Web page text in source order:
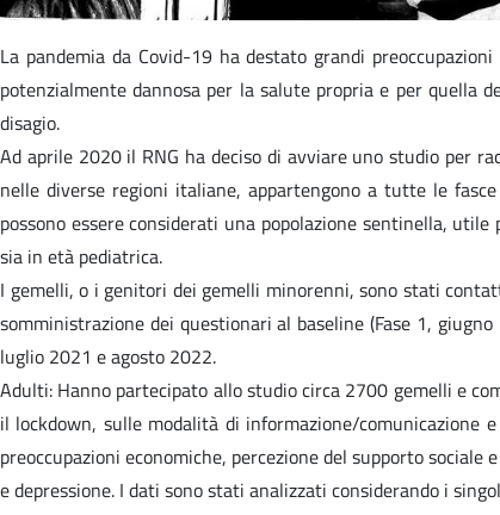
La pandemia da Covid-19 ha destato grandi
potenzialmente dannosa per la salute propria e per quella
disagio.
Ad aprile 2020 il RNG ha deciso di avviare uno studio per
nelle diverse regioni italiane, appartengono a tutte le
possono essere considerati una popolazione sentinella,
sia in età pediatrica.
I gemelli, o i genitori dei gemelli minorenni, sono stati
somministrazione dei questionari al baseline (Fase 1,
luglio 2021 e agosto 2022.
Adulti: Hanno partecipato allo studio circa 2700 gemelli e
il lockdown, sulle modalità di informazione/comunicazione
preoccupazioni economiche, percezione del supporto
e depressione. I dati sono stati analizzati considerando i